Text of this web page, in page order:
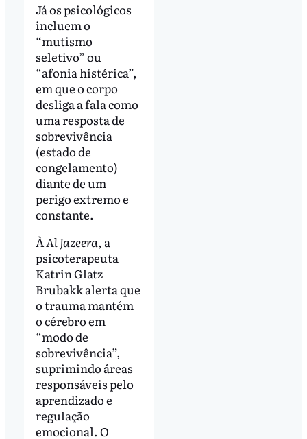
Já os psicológicos
incluem o
“mutismo
seletivo” ou
“afonia histérica”,
em que o corpo
desliga a fala como
uma resposta de
sobrevivência
(estado de
congelamento)
diante de um
perigo extremo e
constante.
ÀAl Jazeera, a
psicoterapeuta
Katrin Glatz
Brubakk alerta que
o trauma mantém
o cérebro em
“modo de
sobrevivência”,
suprimindo áreas
responsáveis pelo
aprendizado e
regulação
emocional. O